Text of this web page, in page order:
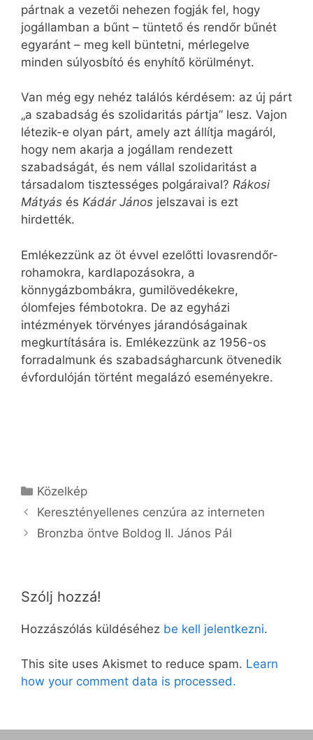
pártnak a vezetői nehezen fogják fel, hogy
jogállamban a bűnt – tüntető és rendőr bűnét
egyaránt – meg kell büntetni, mérlegelve
minden súlyosbító és enyhítő körülményt.
Van még egy nehéz találós kérdésem: az új párt
„a szabadság és szolidaritás pártja” lesz. Vajon
létezik-e olyan párt, amely azt állítja magáról,
hogy nem akarja a jogállam rendezett
szabadságát, és nem vállal szolidaritást a
társadalom tisztességes polgáraival? Rákosi
Mátyás és Kádár János jelszavai is ezt
hirdették.
Emlékezzünk az öt évvel ezelőtti lovasrendőr-
rohamokra, kardlapozásokra, a
könnygázbombákra, gumilövedékekre,
ólomfejes fémbotokra. De az egyházi
intézmények törvényes járandóságainak
megkurtítására is. Emlékezzünk az 1956-os
forradalmunk és szabadságharcunk ötvenedik
évfordulóján történt megalázó eseményekre.
Kategória
Közelkép
Keresztényellenes cenzúra az interneten
Bronzba öntve Boldog II. János Pál
Szólj hozzá!
Hozzászólás küldéséhez be kell jelentkezni.
This site uses Akismet to reduce spam. Learn
how your comment data is processed.